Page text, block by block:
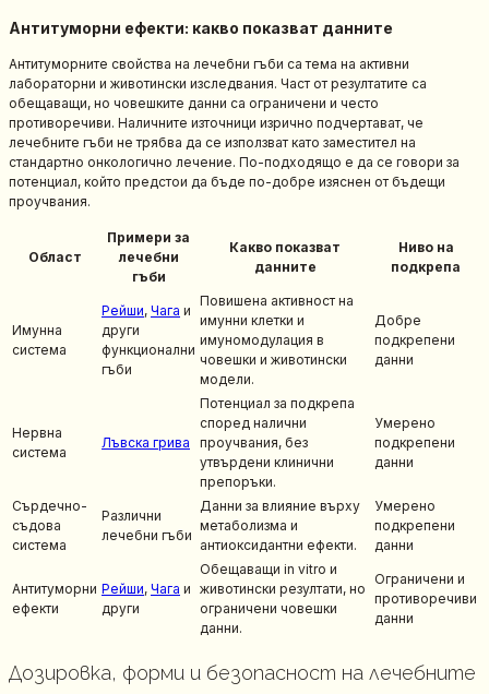
Антитуморни ефекти: какво показват данните
Антитуморните свойства на лечебни гъби са тема на активни
лабораторни и животински изследвания. Част от резултатите са
обещаващи, но човешките данни са ограничени и често
противоречиви. Наличните източници изрично подчертават, че
лечебните гъби не трябва да се използват като заместител на
стандартно онкологично лечение. По-подходящо е да се говори за
потенциал, който предстои да бъде по-добре изяснен от бъдещи
проучвания.
Област
Примери за
лечебни
гъби
Какво показват
данните
Ниво на
подкрепа
Имунна
система
Рейши, Чага и
други
функционални
гъби
Повишена активност на
имунни клетки и
имуномодулация в
човешки и животински
модели.
Добре
подкрепени
данни
Нервна
система
Лъвска грива
Потенциал за подкрепа
според налични
проучвания, без
утвърдени клинични
препоръки.
Умерено
подкрепени
данни
Сърдечно-
съдова
система
Различни
лечебни гъби
Данни за влияние върху
метаболизма и
антиоксидантни ефекти.
Умерено
подкрепени
данни
Антитуморни
ефекти
Рейши, Чага и
други
Обещаващи in vitro и
животински резултати, но
ограничени човешки
данни.
Ограничени и
противоречиви
данни
Дозировка, форми и безопасност на лечебните